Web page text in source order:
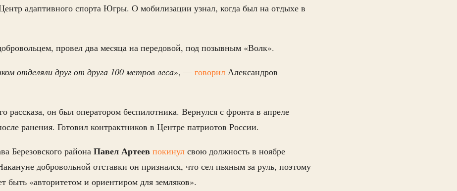
Центр адаптивного спорта Югры. О мобилизации узнал, когда был на отдыхе в
провел два месяца на передовой, под позывным «Волк».
отделяли друг от друга 100 метров леса», — говорил Александров
рассказа, он был оператором беспилотника. Вернулся с фронта в апреле
ранения. Готовил контрактников в Центре патриотов России.
Березовского района Павел Артеев покинул свою должность в ноябре
добровольной отставки он признался, что сел пьяным за руль, поэтому
быть «авторитетом и ориентиром для земляков».